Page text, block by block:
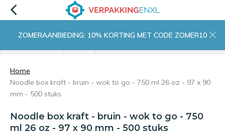
ZOMERAANBIEDING: 10% KORTING MET CODE ZOMER10
Home
Noodle box kraft - bruin - wok to go - 750 ml 26 oz - 97 x 90
mm - 500 stuks
Noodle box kraft - bruin - wok to go - 750
ml 26 oz - 97 x 90 mm - 500 stuks